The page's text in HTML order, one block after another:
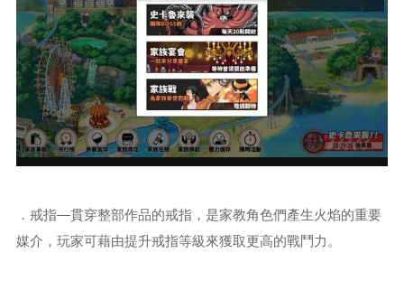
．戒指—貫穿整部作品的戒指，是家教角色們產生火焰的重要
媒介，玩家可藉由提升戒指等級來獲取更高的戰鬥力。